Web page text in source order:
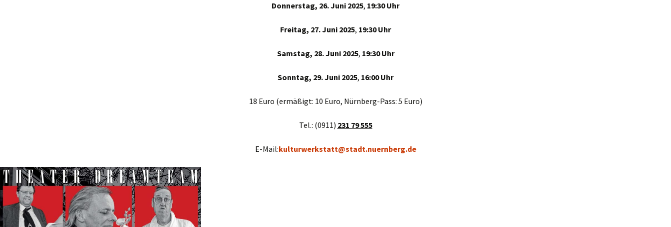
Donnerstag, 26. Juni 2025, 19:30 Uhr
Freitag, 27. Juni 2025, 19:30 Uhr
Samstag, 28. Juni 2025, 19:30 Uhr
Sonntag, 29. Juni 2025, 16:00 Uhr
18 Euro (ermäßigt: 10 Euro, Nürnberg-Pass: 5 Euro)
Tel.: (0911) 231 79 555
E-Mail:kulturwerkstatt@stadt.nuernberg.de